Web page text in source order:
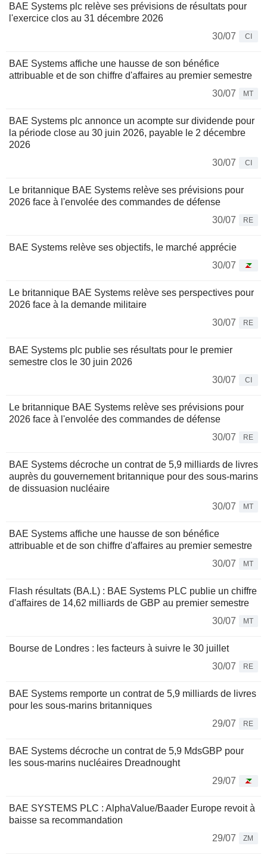
BAE Systems plc relève ses prévisions de résultats pour
l'exercice clos au 31 décembre 2026
30/07
CI
BAE Systems affiche une hausse de son bénéfice
attribuable et de son chiffre d'affaires au premier semestre
30/07
MT
BAE Systems plc annonce un acompte sur dividende pour
la période close au 30 juin 2026, payable le 2 décembre
2026
30/07
CI
Le britannique BAE Systems relève ses prévisions pour
2026 face à l'envolée des commandes de défense
30/07
RE
BAE Systems relève ses objectifs, le marché apprécie
30/07
Le britannique BAE Systems relève ses perspectives pour
2026 face à la demande militaire
30/07
RE
BAE Systems plc publie ses résultats pour le premier
semestre clos le 30 juin 2026
30/07
CI
Le britannique BAE Systems relève ses prévisions pour
2026 face à l'envolée des commandes de défense
30/07
RE
BAE Systems décroche un contrat de 5,9 milliards de livres
auprès du gouvernement britannique pour des sous-marins
de dissuasion nucléaire
30/07
MT
BAE Systems affiche une hausse de son bénéfice
attribuable et de son chiffre d'affaires au premier semestre
30/07
MT
Flash résultats (BA.L) : BAE Systems PLC publie un chiffre
d'affaires de 14,62 milliards de GBP au premier semestre
30/07
MT
Bourse de Londres : les facteurs à suivre le 30 juillet
30/07
RE
BAE Systems remporte un contrat de 5,9 milliards de livres
pour les sous-marins britanniques
29/07
RE
BAE Systems décroche un contrat de 5,9 MdsGBP pour
les sous-marins nucléaires Dreadnought
29/07
BAE SYSTEMS PLC : AlphaValue/Baader Europe revoit à
baisse sa recommandation
29/07
ZM